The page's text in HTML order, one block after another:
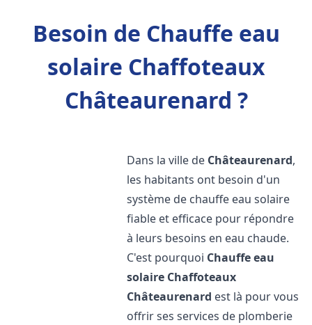
Besoin de Chauffe eau
solaire Chaffoteaux
Châteaurenard ?
Dans la ville de Châteaurenard,
les habitants ont besoin d'un
système de chauffe eau solaire
fiable et efficace pour répondre
à leurs besoins en eau chaude.
C'est pourquoi Chauffe eau
solaire Chaffoteaux
Châteaurenard est là pour vous
offrir ses services de plomberie